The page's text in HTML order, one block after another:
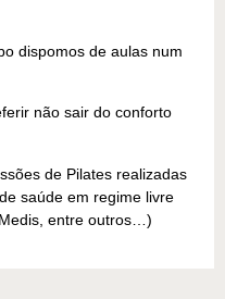
dispomos de aulas num
não sair do conforto
de Pilates realizadas
saúde em regime livre
entre outros…)